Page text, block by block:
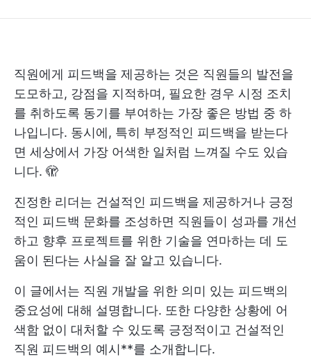
직원에게 피드백을 제공하는 것은 직원들의 발전을
도모하고, 강점을 지적하며, 필요한 경우 시정 조치
를 취하도록 동기를 부여하는 가장 좋은 방법 중 하
나입니다. 동시에, 특히 부정적인 피드백을 받는다
면 세상에서 가장 어색한 일처럼 느껴질 수도 있습
니다. 🫣
진정한 리더는 건설적인 피드백을 제공하거나 긍정
적인 피드백 문화를 조성하면 직원들이 성과를 개선
하고 향후 프로젝트를 위한 기술을 연마하는 데 도
움이 된다는 사실을 잘 알고 있습니다.
이 글에서는 직원 개발을 위한 의미 있는 피드백의
중요성에 대해 설명합니다. 또한 다양한 상황에 어
색함 없이 대처할 수 있도록 긍정적이고 건설적인
직원 피드백의 예시**를 소개합니다.